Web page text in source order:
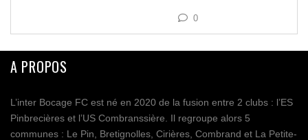
0
A PROPOS
L’inter Bocage FC est né en 2020 de la fusion entre 2 clubs : l’ES
Pinbrecières et l’US Combranssière. Il regroupe alors 5
communes : Le Pin, Bretignolles, Cirières, Combrand et La Petite-